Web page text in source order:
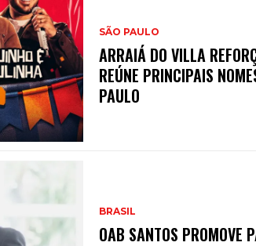
SÃO PAULO
ARRAIÁ DO VILLA
REÚNE PRINCIPAIS
PAULO
BRASIL
OAB SANTOS PROMOVE